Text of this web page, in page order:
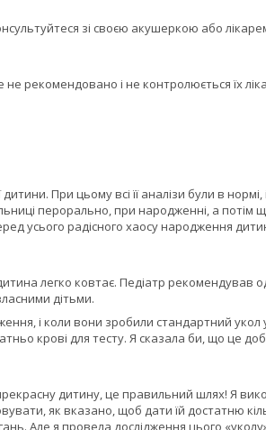
зі своєю акушеркою або
рекомендовано і не контролюється їх
При цьому всі її аналізи були в нормі,
перорально, при народженні, а потім
усього радісного хаосу народження
легко ковтає. Педіатр рекомендував
дітьми.
і коли вони зробили стандартний укол
крові для тесту. Я сказала би, що це
дитину, це правильний шлях! Я
як вказано, щоб дати їй достатню
Але я провела дослідження цього